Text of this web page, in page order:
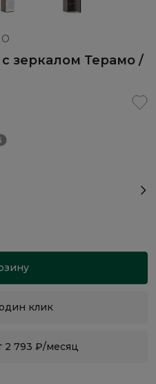
зеркалом Терамо /
клик
2 793 ₽/месяц